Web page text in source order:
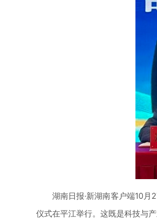
湖南日报·新湖南客户端10月
仪式在平江举行。这既是科技与